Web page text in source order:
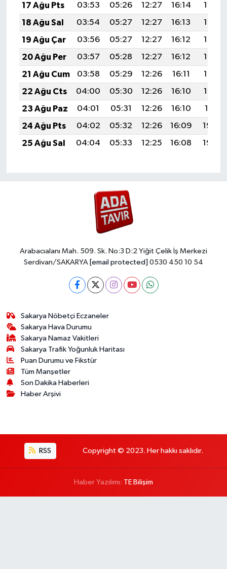
17 Ağu Pts
03:53 05:26 12:27 16:14
19:19
18 Ağu Sal
03:54 05:27 12:27 16:13
19:18
19 Ağu Çar
03:56 05:27 12:27 16:12
19:16
20 Ağu Per
03:57 05:28 12:27 16:12
19:15
21 Ağu Cum
03:58 05:29 12:26 16:11
19:13
22 Ağu Cts
04:00 05:30 12:26 16:10
19:12
23 Ağu Paz
04:01 05:31 12:26 16:10
19:11
24 Ağu Pts
04:02 05:32 12:26 16:09
19:09
25 Ağu Sal
04:04 05:33 12:25 16:08 19:08
Arabacıalanı Mah. 509. Sk. No:3 D:2 Yiğit Çelik İş Merkezi
Serdivan/SAKARYA [email protected] 0530 450 10 54
Sakarya Nöbetçi Eczaneler
Sakarya Hava Durumu
Sakarya Namaz Vakitleri
Sakarya Trafik Yoğunluk Haritası
Puan Durumu ve Fikstür
Tüm Manşetler
Son Dakika Haberleri
Haber Arşivi
RSS Copyright © 2023. Her hakkı saklıdır.
Haber Yazılımı: TE Bilişim